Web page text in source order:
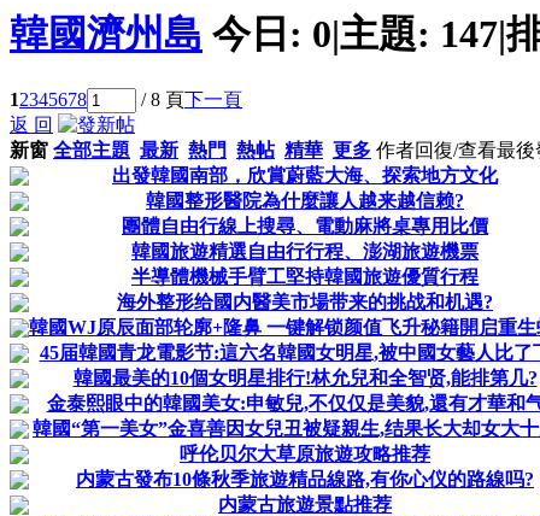
韓國濟州島 今日: 0|主題: 147|
12345678 / 8 頁下一頁
返 回
新窗 全部主題 最新 熱門 熱帖 精華 更多 作者回復/查看最後
出發韓國南部，欣賞蔚藍大海、探索地方文化
韓國整形醫院為什麼讓人越来越信赖?
團體自由行線上搜尋、電動麻將桌專用比價
韓國旅遊精選自由行行程、澎湖旅遊機票
半導體機械手臂工堅持韓國旅遊優質行程
海外整形给國内醫美市場带来的挑战和机遇?
韓國WJ原辰面部轮廓+隆鼻 一键解锁颜值飞升秘籍開启重
45届韓國青龙電影节:這六名韓國女明星,被中國女藝人比了
韓國最美的10個女明星排行!林允兒和全智贤,能排第几?
金泰熙眼中的韓國美女:申敏兒,不仅仅是美貌,還有才華和
韓國“第一美女”金喜善因女兒丑被疑親生,结果长大却女大
呼伦贝尔大草原旅遊攻略推荐
内蒙古發布10條秋季旅遊精品線路,有你心仪的路線吗?
内蒙古旅遊景點推荐